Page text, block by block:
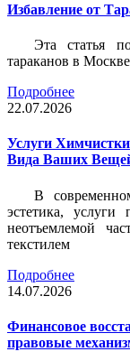
Избавление от
Эта статья
тараканов в Москве
Подробнее
22.07.2026
Услуги
Вида Ваших
В
эстетика, услуги
неотъемлемой
текстилем
Подробнее
14.07.2026
Финансовое
правовые